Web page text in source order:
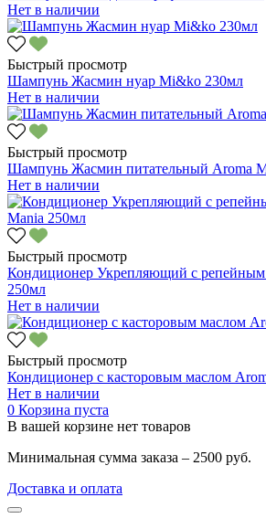
Нет в наличии
Быстрый просмотр
Шампунь Жасмин нуар Mi&ko 230мл
Нет в наличии
Быстрый просмотр
Шампунь Жасмин питательный Aroma
Нет в наличии
Быстрый просмотр
Кондиционер Укрепляющий с репейным
250мл
Нет в наличии
Быстрый просмотр
Кондиционер с касторовым маслом
Нет в наличии
0 Корзина пуста
В вашей корзине нет товаров
Минимальная сумма заказа – 2500 руб.
Доставка и оплата